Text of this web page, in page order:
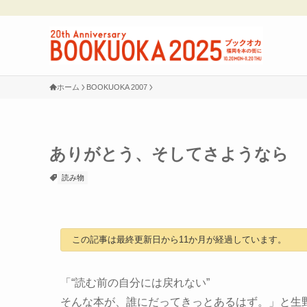
ホーム BOOKUOKA 2007
ありがとう、そしてさようなら
読み物
この記事は最終更新日から11か月が経過しています。
「“読む前の自分には戻れない”
そんな本が、誰にだってきっとあるはず。」と生